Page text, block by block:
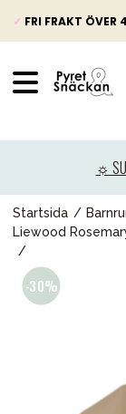
✓ FRI FRAKT ÖVER
☼
Startsida
Liewood